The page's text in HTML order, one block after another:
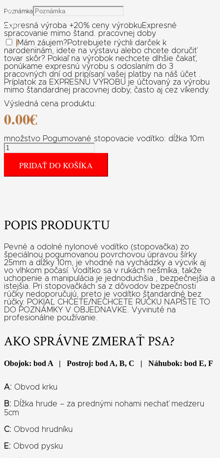
do
košíka.
Poznámka
Expresná výroba +20% ceny výrobkuExpresné
spracovanie mimo štand. pracovnej doby
Mám záujem?Potrebujete rýchli darček k
narodeninám, idete na výstavu alebo chcete doručiť
tovar skôr? Pokiaľ na výrobok nechcete dlhšie čakať,
ponúkame expresnú výrobu s odoslaním do 3
pracovných dní od pripísaní vašej platby na náš účet .
Príplatok za EXPRESNÚ VÝROBU je účtovaný za výrobu
mimo štandardnej pracovnej doby, často aj cez víkendy.
Výsledná cena produktu:
0.00€
množstvo Pogumované stopovacie vodítko: dĺžka 10m
PRIDAŤ DO KOŠÍKA
POPIS PRODUKTU
Pevné a odolné nylonové vodítko (stopovačka) zo
špeciálnou pogumovanou povrchovou úpravou šírky
25mm a dĺžky 10m, je vhodné na vychádzky a výcvik aj
vo vlhkom počasí. Vodítko sa v rukách nešmíka, takže
uchopenie a manipulácia je jednoduchšia , bezpečnejšia a
istejšia. Pri stopovačkách sa z dôvodov bezpečnosti
rúčky nedoporučujú, preto je vodítko štandardné bez
rúčky. POKIAĽ CHCETE/NECHCETE RÚČKU NAPÍŠTE TO
DO POZNÁMKY V OBJEDNAVKE. Vyvinuté na
profesionálne používanie.
AKO SPRÁVNE ZMERAŤ PSA?
Obojok: bod A | Postroj: bod A, B, C | Náhubok: bod E, F
A: Obvod krku
B: Dĺžka hrude – za prednými nohami nechať medzeru
5cm
C: Obvod hrudníku
E: Obvod pysku